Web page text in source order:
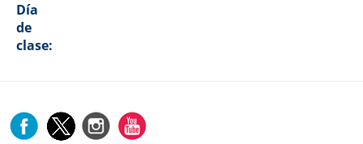
Día
de
clase: